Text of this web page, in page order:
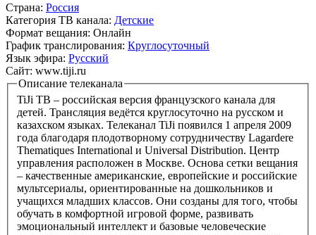
Страна: Россия
Категория ТВ канала: Детские
Формат вещания: Онлайн
График транслирования: Круглосуточный
Язык эфира: Русский
Сайт: www.tiji.ru
Описание телеканала
TiJi ТВ – российская версия французского канала для
детей. Трансляция ведётся круглосуточно на русском и
казахском языках. Телеканал TiJi появился 1 апреля 2009
года благодаря плодотворному сотрудничеству Lagardere
Thematiques International и Universal Distribution. Центр
управления расположен в Москве. Основа сетки вещания
– качественные американские, европейские и российские
мультсериалы, ориентированные на дошкольников и
учащихся младших классов. Они созданы для того, чтобы
обучать в комфортной игровой форме, развивать
эмоциональный интеллект и базовые человеческие